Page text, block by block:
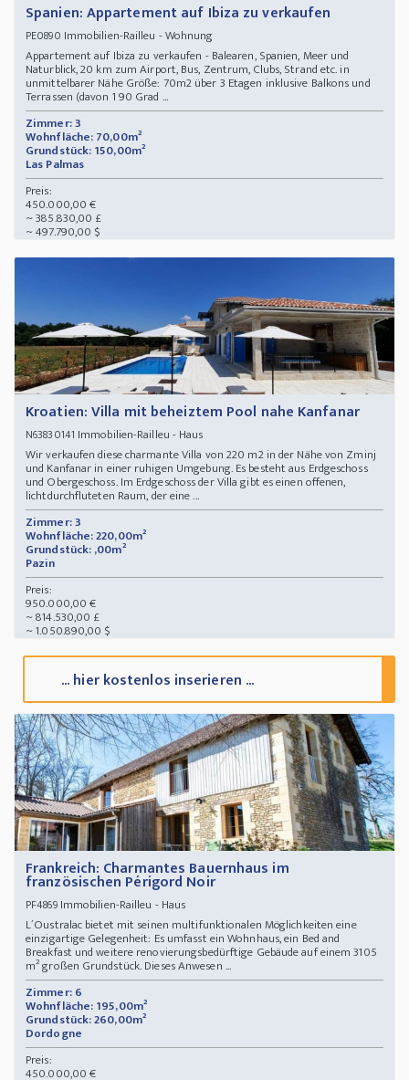
Spanien: Appartement auf Ibiza zu verkaufen
PE0890 Immobilien-Railleu - Wohnung
Appartement auf Ibiza zu verkaufen - Balearen, Spanien, Meer und
Naturblick, 20 km zum Airport, Bus, Zentrum, Clubs, Strand etc. in
unmittelbarer Nähe Größe: 70m2 über 3 Etagen inklusive Balkons und
Terrassen (davon 1 90 Grad ...
Zimmer: 3
Wohnfläche: 70,00m²
Grundstück: 150,00m²
Las Palmas
Preis:
450.000,00 €
~ 385.830,00 £
~ 497.790,00 $
Kroatien: Villa mit beheiztem Pool nahe Kanfanar
N63830141 Immobilien-Railleu - Haus
Wir verkaufen diese charmante Villa von 220 m2 in der Nähe von Zminj
und Kanfanar in einer ruhigen Umgebung. Es besteht aus Erdgeschoss
und Obergeschoss. Im Erdgeschoss der Villa gibt es einen offenen,
lichtdurchfluteten Raum, der eine ...
Zimmer: 3
Wohnfläche: 220,00m²
Grundstück: ,00m²
Pazin
Preis:
950.000,00 €
~ 814.530,00 £
~ 1.050.890,00 $
... hier kostenlos inserieren ...
Frankreich: Charmantes Bauernhaus im
französischen Périgord Noir
PF4869Immobilien-Railleu - Haus
L´Oustralac bietet mit seinen multifunktionalen Möglichkeiten eine
einzigartige Gelegenheit: Es umfasst ein Wohnhaus, ein Bed and
Breakfast und weitere renovierungsbedürftige Gebäude auf einem 3105
m² großen Grundstück. Dieses Anwesen ...
Zimmer: 6
Wohnfläche: 195,00m²
Grundstück: 260,00m²
Dordogne
Preis:
450.000,00 €